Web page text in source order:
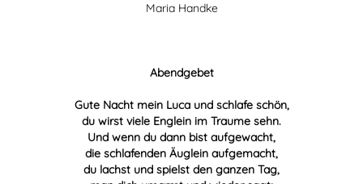
Maria Handke
Abendgebet
Gute Nacht mein Luca und schlafe schön,
du wirst viele Englein im Traume sehn.
Und wenn du dann bist aufgewacht,
die schlafenden Äuglein aufgemacht,
du lachst und spielst den ganzen Tag,